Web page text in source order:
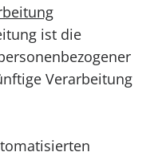
ist die
Verarbeitung